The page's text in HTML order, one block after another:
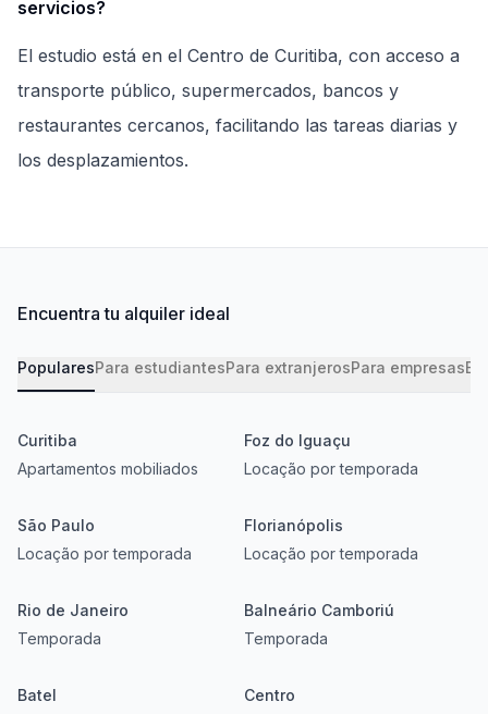
servicios?
El estudio está en el Centro de Curitiba, con acceso a
transporte público, supermercados, bancos y
restaurantes cercanos, facilitando las tareas diarias y
los desplazamientos.
Encuentra tu alquiler ideal
PopularesPara estudiantesPara extranjerosPara empresas
Curitiba
Apartamentos mobiliados
Foz do Iguaçu
Locação por temporada
São Paulo
Locação por temporada
Florianópolis
Locação por temporada
Rio de Janeiro
Temporada
Balneário Camboriú
Temporada
Batel
Centro